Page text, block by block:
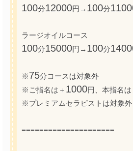
100分12000円→ 100分
ラージオイルコース
100分15000円→ 100分
※75分コースは対象外
※ご指名は＋ 1000円、本指名は
※プレミアムセラピストは対象外
=====================